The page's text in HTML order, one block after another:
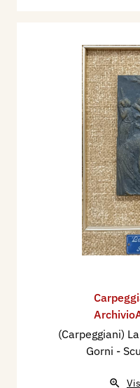
(Carpeggiani)
Gorni -